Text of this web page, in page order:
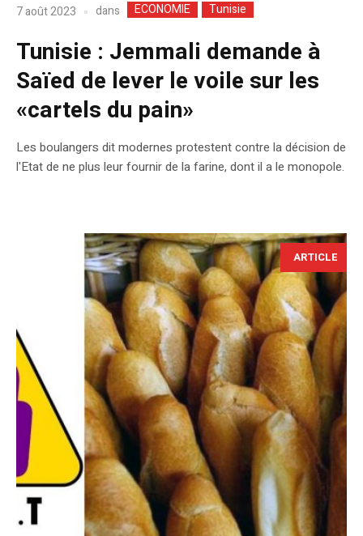
7 août 2023 dans ECONOMIE Tunisie
Tunisie : Jemmali demande à
Saïed de lever le voile sur les
«cartels du pain»
Les boulangers dit modernes protestent contre la décision de
l'Etat de ne plus leur fournir de la farine, dont il a le monopole.
ARTICLE